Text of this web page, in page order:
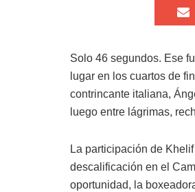
Solo 46 segundos. Ese
lugar en los cuartos de
contrincante italiana,
luego entre lágrimas,
La participación de
descalificación en el
oportunidad, la